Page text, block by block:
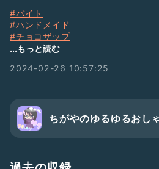
#バイト
#ハンドメイド
#チョコザップ
#美容院
#インビザライン
...もっと読む
2024-02-26 10:57:25
ちがやのゆるゆるおし